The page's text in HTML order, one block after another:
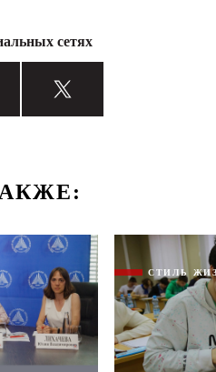
сетях
СТИЛЬ